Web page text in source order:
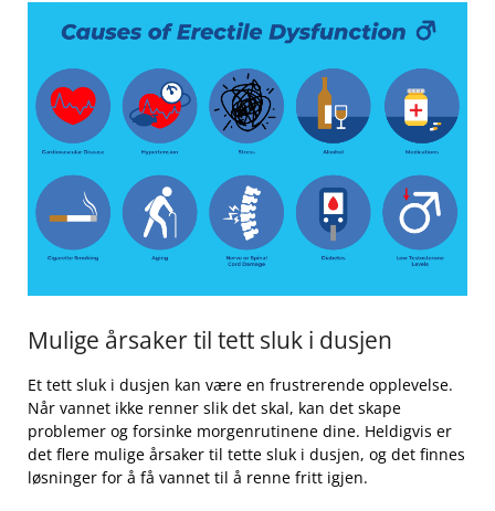
Mulige årsaker til​ tett sluk i dusjen
Et tett⁢ sluk i dusjen⁣ kan være ‌en‌ frustrerende opplevelse.⁢
Når vannet ⁣ikke renner slik det skal, kan det skape
problemer og ⁢forsinke‍ morgenrutinene dine.⁣ Heldigvis er
⁤det flere⁢ mulige årsaker til tette sluk i dusjen, og​ det finnes
løsninger for å få​ vannet ​til ‍å renne fritt igjen.